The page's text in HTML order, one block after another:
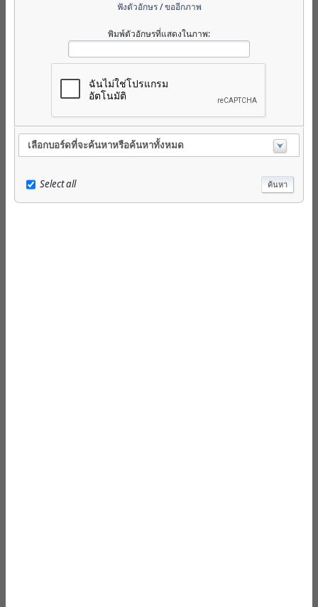
ฟังตัวอักษร/ขออีกภาพ
พิมพ์ตัวอักษรที่แสดงในภาพ:
เลือกบอร์ดที่จะค้นหาหรือค้นหาทั้งหมด
Select all